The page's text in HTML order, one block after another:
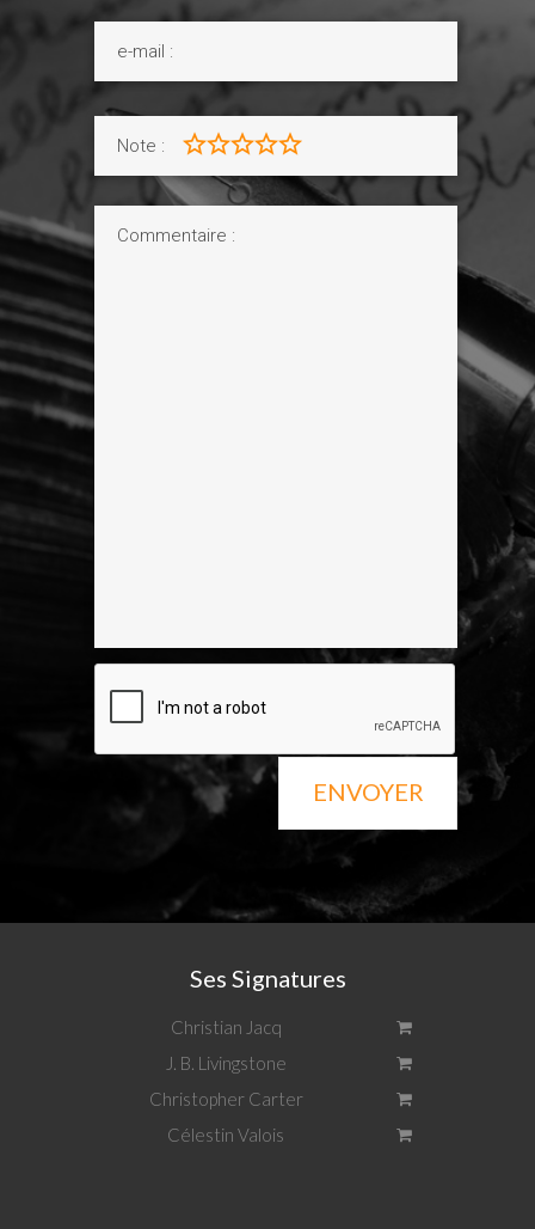
Note :
ENVOYER
Ses Signatures
Christian Jacq
J. B. Livingstone
Christopher Carter
Célestin Valois